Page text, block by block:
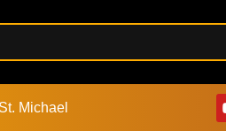
Michael